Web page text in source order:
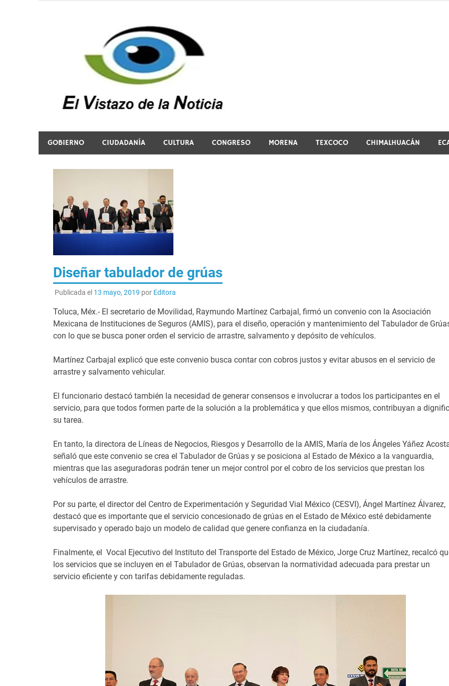
GOBIERNO CIUDADANÍA CULTURA CONGRESO MORENA TEXCOCO CHIMALHUACÁN
Diseñar tabulador de grúas
Publicada el 13 mayo, 2019 por Editora
Toluca, Méx.- El secretario de Movilidad, Raymundo Martínez Carbajal, firmó un convenio con la Asociación
Mexicana de Instituciones de Seguros (AMIS), para el diseño, operación y mantenimiento del Tabulador de
con lo que se busca poner orden el servicio de arrastre, salvamento y depósito de vehículos.
Martínez Carbajal explicó que este convenio busca contar con cobros justos y evitar abusos en el servicio de
arrastre y salvamento vehicular.
El funcionario destacó también la necesidad de generar consensos e involucrar a todos los participantes en el
servicio, para que todos formen parte de la solución a la problemática y que ellos mismos, contribuyan a
su tarea.
En tanto, la directora de Líneas de Negocios, Riesgos y Desarrollo de la AMIS, María de los Ángeles Yáñez
señaló que este convenio se crea el Tabulador de Grúas y se posiciona al Estado de México a la vanguardia,
mientras que las aseguradoras podrán tener un mejor control por el cobro de los servicios que prestan los
vehículos de arrastre.
Por su parte, el director del Centro de Experimentación y Seguridad Vial México (CESVI), Ángel Martínez Álvarez,
destacó que es importante que el servicio concesionado de grúas en el Estado de México esté debidamente
supervisado y operado bajo un modelo de calidad que genere confianza en la ciudadanía.
Finalmente, el Vocal Ejecutivo del Instituto del Transporte del Estado de México, Jorge Cruz Martínez, recalcó
los servicios que se incluyen en el Tabulador de Grúas, observan la normatividad adecuada para prestar un
servicio eficiente y con tarifas debidamente reguladas.